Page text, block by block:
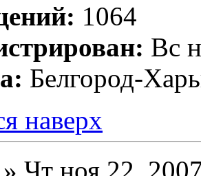
1064
Вс
Белгород-
наверх